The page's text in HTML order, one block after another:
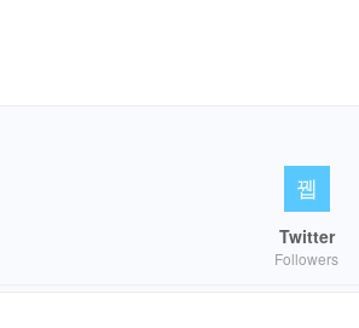
Twitter
Followers